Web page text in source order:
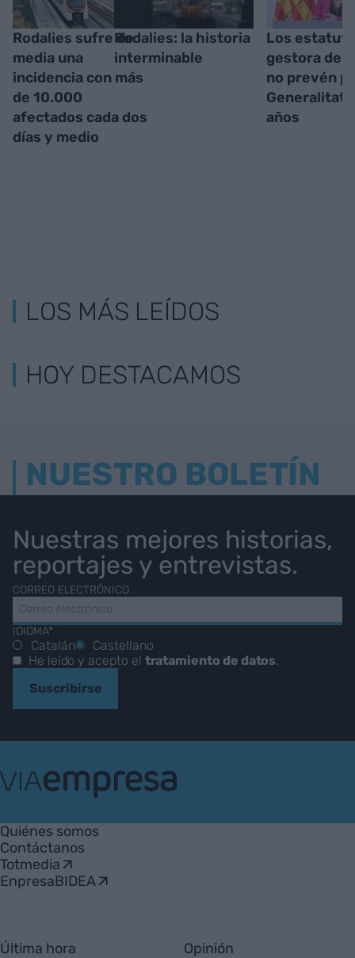
Rodalies sufre de
media una
incidencia con más
de 10.000
afectados cada dos
días y medio
Rodalies: la historia
interminable
Los
gestora de
no prevén
Generalitat
años
LOS MÁS LEÍDOS
HOY DESTACAMOS
NUESTRO BOLETÍN
Nuestras mejores historias,
reportajes y entrevistas.
CORREO ELECTRÓNICO
IDIOMA*
Catalán
Castellano
He leído y acepto el tratamiento de datos
Suscribirse
Empresa
Quiénes somos
Contáctanos
Totmedia
EnpresaBIDEA
Última hora Opinión